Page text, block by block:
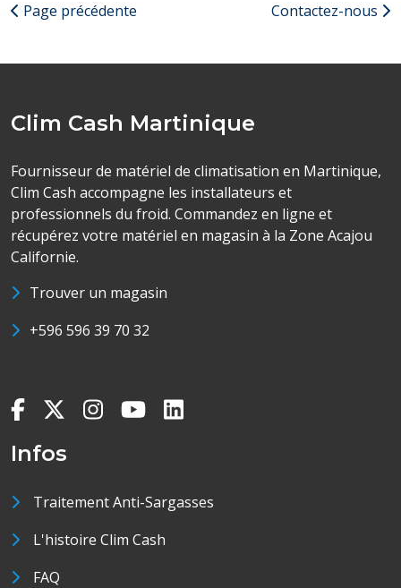
Page précédente Contactez-nous
Clim Cash Martinique
Fournisseur de matériel de climatisation en Martinique,
Clim Cash accompagne les installateurs et
professionnels du froid. Commandez en ligne et
récupérez votre matériel en magasin à la Zone Acajou
Californie.
Trouver un magasin
+596 596 39 70 32
Infos
Traitement Anti-Sargasses
L'histoire Clim Cash
FAQ